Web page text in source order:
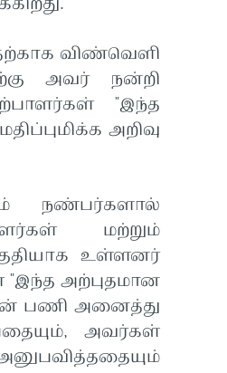
விண்வெளி
அவர் நன்றி
"இந்த
அறிவு
நண்பர்களால்
மற்றும்
உள்ளனர்
"இந்த அற்புதமான
பணி அனைத்து
அவர்கள்